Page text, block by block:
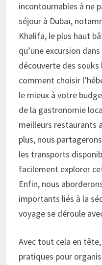
incontournables à ne
séjour à Dubaï,
Khalifa, le plus haut
qu’une excursion
découverte des souks
comment choisir
le mieux à votre
de la gastronomie
meilleurs restaurants
plus, nous
les transports
facilement explorer
Enfin, nous
importants liés à la
voyage se déroule
Avec tout cela en
pratiques pour